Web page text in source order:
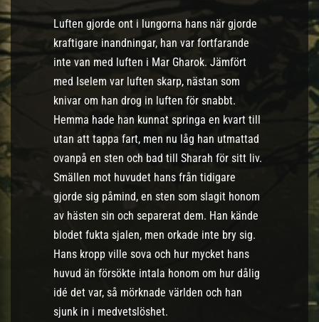
Luften gjorde ont i lungorna hans när gjorde
kraftigare inandningar, han var fortfarande
inte van med luften i Mar Gharok. Jämfört
med Iselem var luften skarp, nästan som
knivar om han drog in luften för snabbt.
Hemma hade han kunnat springa en kvart till
utan att tappa fart, men nu låg han utmattad
ovanpå en sten och bad till Sharah för sitt liv.
Smällen mot huvudet hans från tidigare
gjorde sig påmind, en sten som slagit honom
av hästen sin och separerat dem. Han kände
blodet fukta sjalen, men orkade inte bry sig.
Hans kropp ville sova och hur mycket hans
huvud än försökte intala honom om hur dålig
idé det var, så mörknade världen och han
sjunk in i medvetslöshet.